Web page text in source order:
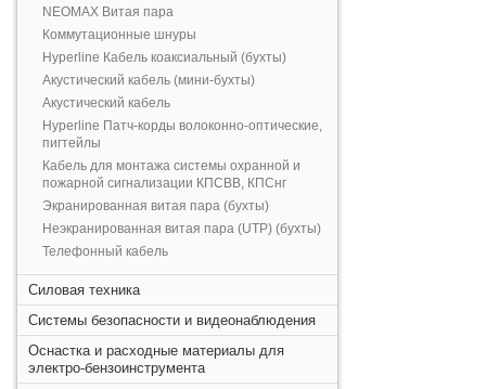
NEOMAX Витая пара
Коммутационные шнуры
Hyperline Кабель коаксиальный (бухты)
Акустический кабель (мини-бухты)
Акустический кабель
Hyperline Патч-корды волоконно-оптические,
пигтейлы
Кабель для монтажа системы охранной и
пожарной сигнализации КПСВВ, КПСнг
Экранированная витая пара (бухты)
Неэкранированная витая пара (UTP) (бухты)
Телефонный кабель
Силовая техника
Системы безопасности и видеонаблюдения
Оснастка и расходные материалы для
электро-бензоинструмента